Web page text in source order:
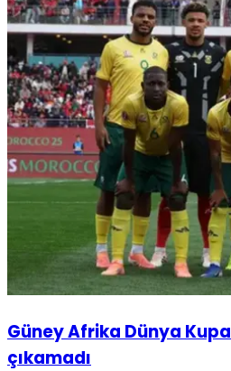
Güney Afrika Dünya
çıkamadı